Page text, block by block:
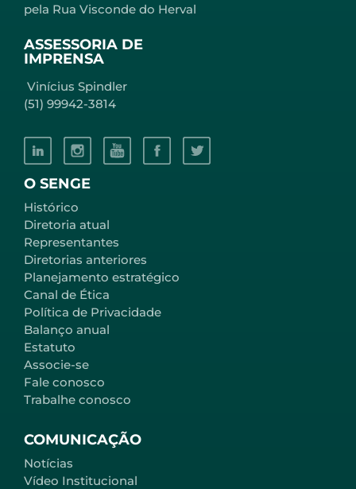
O SENGE
Histórico
Diretoria atual
Representantes
Diretorias anteriores
Planejamento estratégico
Canal de Ética
Política de Privacidade
Balanço anual
Estatuto
Associe-se
Fale conosco
Trabalhe conosco
COMUNICAÇÃO
Notícias
Vídeo Institucional
pela Rua Visconde do Herval
ASSESSORIA DE
IMPRENSA
Vinícius Spindler
(51) 99942-3814